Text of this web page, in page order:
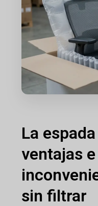
La
ventajas e
sin filtrar